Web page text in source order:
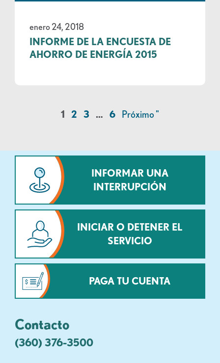
enero 24, 2018
INFORME DE LA ENCUESTA DE
AHORRO DE ENERGÍA 2015
1 2 3 … 6 Próximo "
INFORMAR UNA
INTERRUPCIÓN
INICIAR O DETENER EL
SERVICIO
PAGA TU CUENTA
Contacto
(360) 376-3500